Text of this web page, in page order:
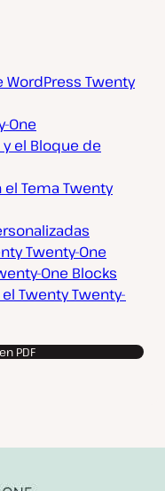
WordPress Twenty
One
el Bloque de
Tema Twenty
Twenty-One
One Blocks
Twenty Twenty-
PDF